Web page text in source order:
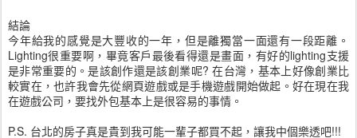
結論
今年給我的感覺是大豐收的一年，但是離獨當一面還有一段距離。
Lighting很重要啊，畢竟客戶最後看得還是畫面，有好的lighting支援
是非常重要的。是該創作還是該創業呢? 在台灣，基本上好像創業比
較實在，也許我會先從網頁遊戲或是手機遊戲開始做起。好在現在我
在遊戲公司，要找外包基本上是很容易的事情。
P.S. 台北的房子真是貴到我可能一輩子都買不起，讓我中個樂透吧!!!